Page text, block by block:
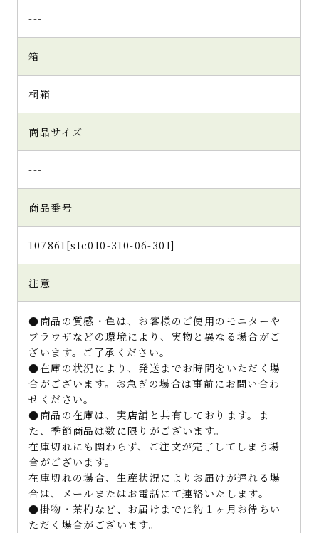
---
箱
桐箱
商品サイズ
---
商品番号
107861[stc010-310-06-301]
注意
●商品の質感・色は、お客様のご使用のモニターや
ブラウザなどの環境により、実物と異なる場合がご
ざいます。ご了承ください。
●在庫の状況により、発送までお時間をいただく場
合がございます。お急ぎの場合は事前にお問い合わ
せください。
●商品の在庫は、実店舗と共有しております。ま
た、季節商品は数に限りがございます。
在庫切れにも関わらず、ご注文が完了してしまう場
合がございます。
在庫切れの場合、生産状況によりお届けが遅れる場
合は、メールまたはお電話にて連絡いたします。
●掛物・茶杓など、お届けまでに約１ヶ月お待ちい
ただく場合がございます。